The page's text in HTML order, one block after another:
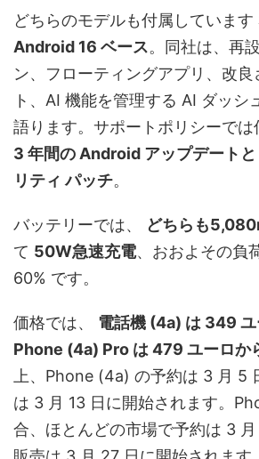
どちらのモデルも付属しています
Android 16 ベース。同社は、再
ン、フローティングアプリ、改良
ト、AI 機能を管理する AI ダッシ
語ります。サポートポリシーで
3 年間の Android アップデート
リティ パッチ。
バッテリーでは、 どちらも
て 50W急速充電、おおよその負
60% です。
価格では、 電話機 (4a) は 349 ユ
Phone (4a) Pro は 479 ユーロか
上、Phone (4a) の予約は 3 月 5
は 3 月 13 日に開始されます。
合、ほとんどの市場で予約は 3 月